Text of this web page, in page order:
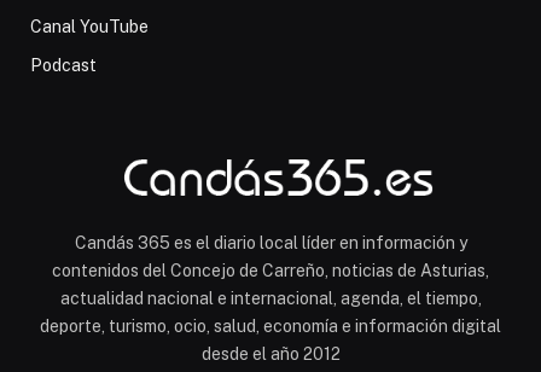
Canal YouTube
Podcast
Candás 365 es el diario local líder en información y
contenidos del Concejo de Carreño, noticias de Asturias,
actualidad nacional e internacional, agenda, el tiempo,
deporte, turismo, ocio, salud, economía e información digital
desde el año 2012